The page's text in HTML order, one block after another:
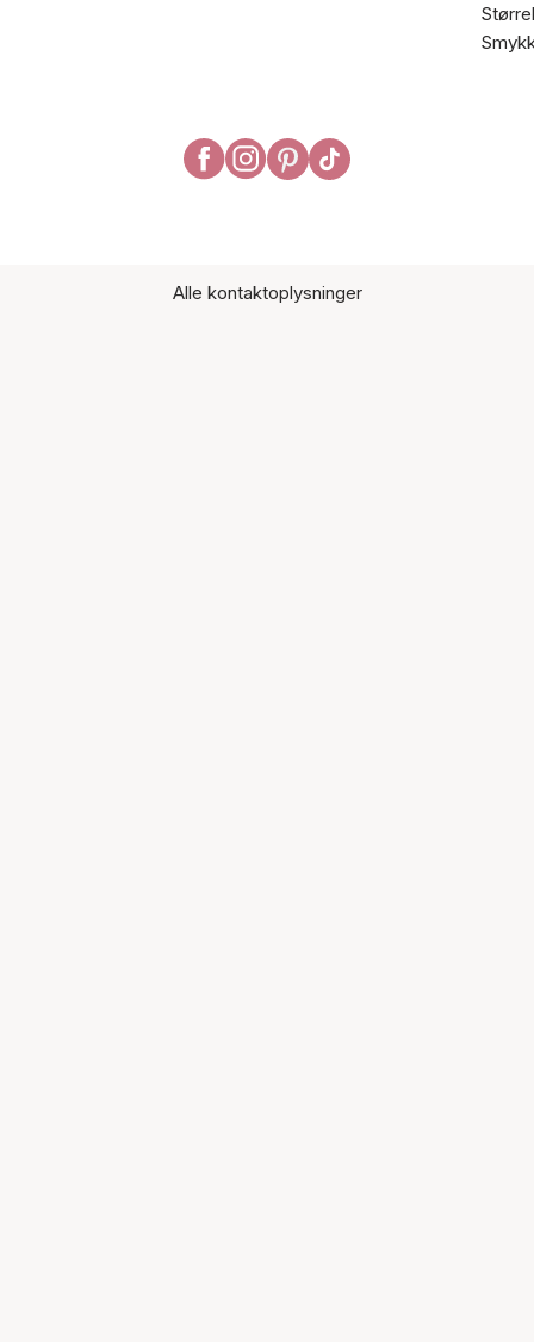
Alle kontaktoplysninger